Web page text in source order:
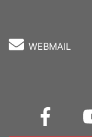
WEBMAIL